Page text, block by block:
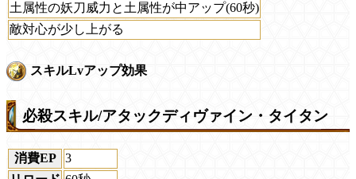
土属性の妖刀威力と土属性が中アップ(60秒)
敵対心が少し上がる
スキルLvアップ効果
必殺スキル/アタックディヴァイン・タイタン
消費EP
3